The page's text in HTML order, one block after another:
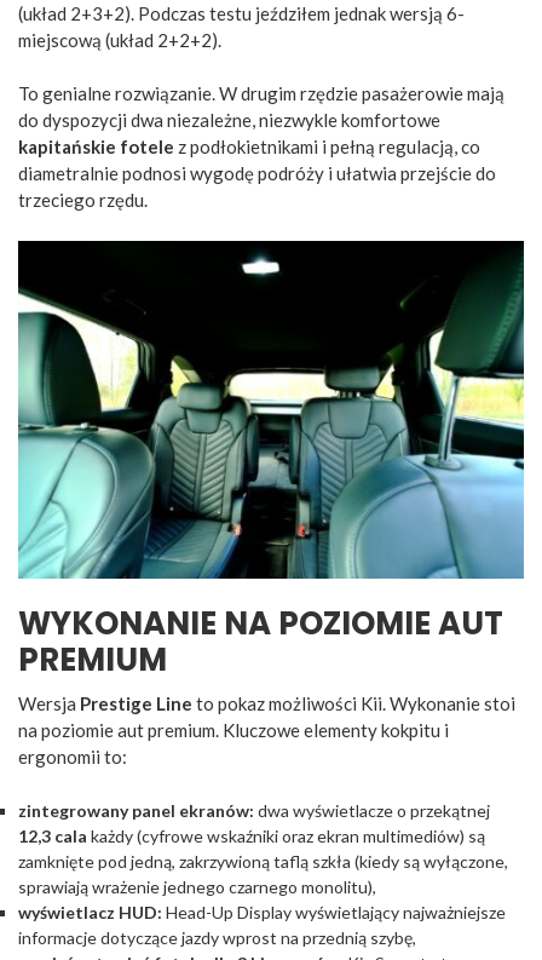
(układ 2+3+2). Podczas testu jeździłem jednak wersją 6-
miejscową (układ 2+2+2).
To genialne rozwiązanie. W drugim rzędzie pasażerowie mają
do dyspozycji dwa niezależne, niezwykle komfortowe
kapitańskie fotele z podłokietnikami i pełną regulacją, co
diametralnie podnosi wygodę podróży i ułatwia przejście do
trzeciego rzędu.
WYKONANIE NA POZIOMIE AUT
PREMIUM
Wersja Prestige Line to pokaz możliwości Kii. Wykonanie stoi
na poziomie aut premium. Kluczowe elementy kokpitu i
ergonomii to:
zintegrowany panel ekranów: dwa wyświetlacze o przekątnej
12,3 cala każdy (cyfrowe wskaźniki oraz ekran multimediów) są
zamknięte pod jedną, zakrzywioną taflą szkła (kiedy są wyłączone,
sprawiają wrażenie jednego czarnego monolitu),
wyświetlacz HUD: Head-Up Display wyświetlający najważniejsze
informacje dotyczące jazdy wprost na przednią szybę,